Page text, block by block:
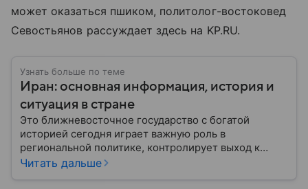
может оказаться пшиком, политолог-востоковед
Севостьянов рассуждает здесь на KP.RU.
Узнать больше по теме
Иран: основная информация, история и
ситуация в стране
Это ближневосточное государство с богатой
историей сегодня играет важную роль в
региональной политике, контролирует выход к
Персидскому заливу и Ормузскому проливу, а также
Читать дальше